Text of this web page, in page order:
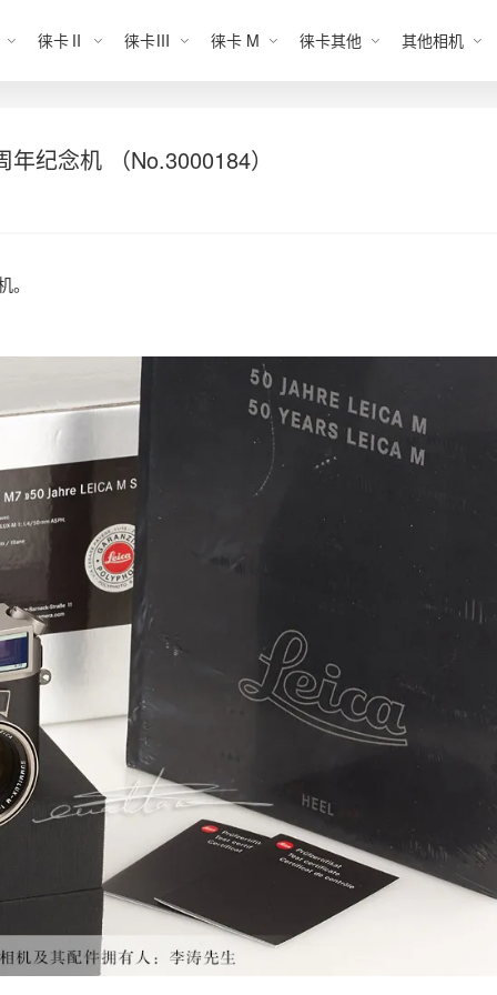
徕卡Ⅱ 徕卡Ⅲ 徕卡 M 徕卡其他 其他相机
纪念机 （No.3000184）